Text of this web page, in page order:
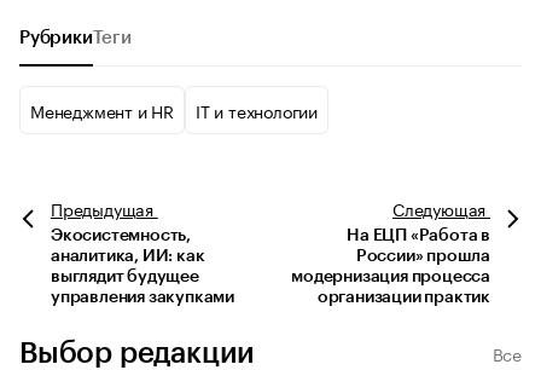
Рубрики Теги
Менеджмент и HR IT и технологии
Предыдущая
Экосистемность,
аналитика, ИИ: как
выглядит будущее
управления закупками
Следующая
На ЕЦП «Работа в
России» прошла
модернизация процесса
организации практик
Выбор редакции Все